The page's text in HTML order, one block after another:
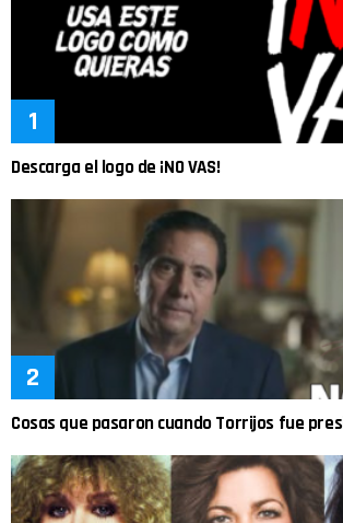
Descarga el logo de ¡NO VAS!
Cosas que pasaron cuando Torrijos fue